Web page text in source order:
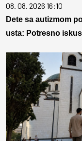
08. 08. 2026 16:10
Dete sa autizmom
usta: Potresno